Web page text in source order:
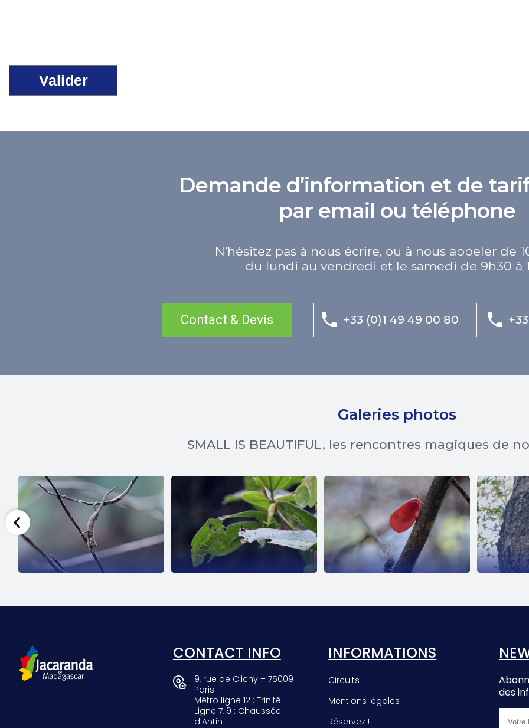
Demande d’information et de
par email ou téléphone
N’hésitez pas à nous écrire, ou à nous appeler de
du lundi au vendredi et le samedi de 9h30 à
Contact & Devis +33 (0)1 49 49 00 80
Galeries photos
SMALL IS BEAUTIFUL, les rencontres magiques de
CONTACT INFO
9, rue de Clichy – 75009
Paris
Métro ligne 12 : Trinité
Ligne 7, 9 : Chaussée
d’Antin
INFORMATIONS
Circuits
Mentions légales
Réservez !
des